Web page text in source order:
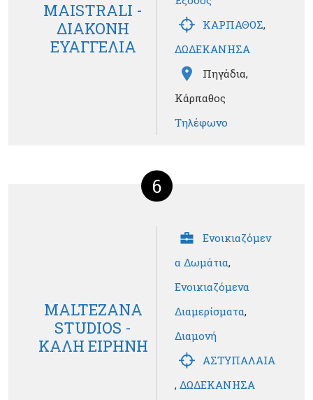
MAISTRALI -
ΔΙΑΚΟΝΗ
ΕΥΑΓΓΕΛΙΑ
ΚΑΡΠΑΘΟΣ,
ΔΩΔΕΚΑΝΗΣΑ
Πηγάδια,
Κάρπαθος
Τηλέφωνο
6
MALTEZANA
STUDIOS -
ΚΑΛΗ ΕΙΡΗΝΗ
Ενοικιαζόμεν
α Δωμάτια,
Ενοικιαζόμενα
Διαμερίσματα,
Διαμονή
ΑΣΤΥΠΑΛΑΙΑ
, ΔΩΔΕΚΑΝΗΣΑ